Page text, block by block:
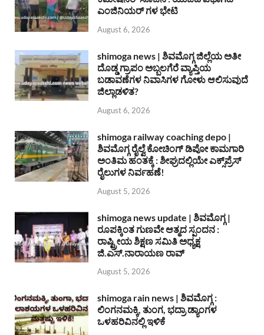
ಎಂಜಿನಿಯರ್ ಗಳ ಭೇಟಿ
August 6, 2026
shimoga news | ಶಿವಮೊಗ್ಗ ಜಿಲ್ಲೆಯ ಅತೀ
ದೊಡ್ಡ ಗ್ರಾಪಂ ಅಬ್ಬಲಗೆರೆ ವ್ಯಾಪ್ತಿಯ
ಬಡಾವಣೆಗಳ ನಿವಾಸಿಗಳ ಗೋಳು ಆಲಿಸುವುದೆ
ಜಿಲ್ಲಾಡಳಿತ?
August 6, 2026
shimoga railway coaching depo |
ಶಿವಮೊಗ್ಗ ರೈಲ್ವೆ ಕೋಚಿಂಗ್ ಡಿಪೋ ಕಾಮಗಾರಿ
ಅಂತಿಮ ಹಂತಕ್ಕೆ : ಶೀಘ್ರದಲ್ಲಿಯೇ ಎಕ್ಸ್‌ಪ್ರೆಸ್
ರೈಲುಗಳ ನಿರ್ವಹಣೆ!
August 5, 2026
shimoga news update | ಶಿವಮೊಗ್ಗ |
ರೂಪಕ್ಕಿಂತ ಗುಣವೇ ಆತ್ಮದ ಸ್ಪಂದನ :
ರಾಷ್ಟ್ರೀಯ ಶಿಕ್ಷಣ ಸಮಿತಿ ಅಧ್ಯಕ್ಷ
ಜಿ.ಎಸ್.ನಾರಾಯಣ ರಾವ್
August 5, 2026
shimoga rain news | ಶಿವಮೊಗ್ಗ :
ಲಿಂಗನಮಕ್ಕಿ, ತುಂಗ, ಭದ್ರಾ ಡ್ಯಾಂಗಳ
ಒಳಹರಿವಿನಲ್ಲಿ ಇಳಿಕೆ